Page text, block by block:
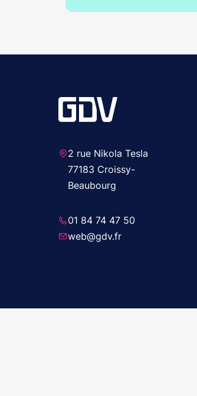
2 rue Nikola Tesla
77183 Croissy-
Beaubourg
01 84 74 47 50
web@gdv.fr